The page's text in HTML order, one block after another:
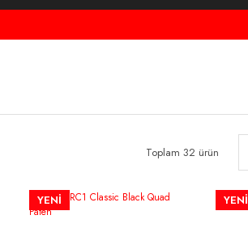
Toplam 32 ürün
YENİ YENİ